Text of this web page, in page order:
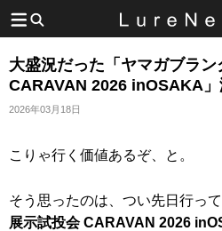
大盛況だった「ヤマガブラ
CARAVAN 2026 inOSAKA」
2026年03月18日
こりゃ行く価値あるぞ、と。
そう思ったのは、つい先日行っ
展示試投会 CARAVAN 2026